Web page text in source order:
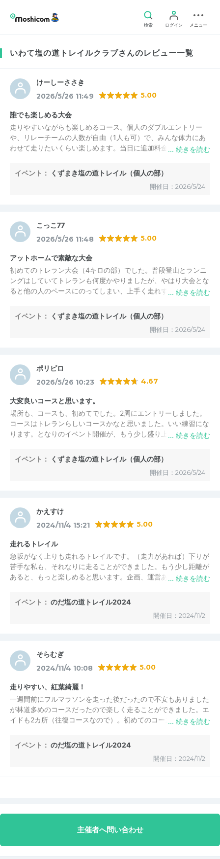
検索 ログイン メニュー
いわて塩の道トレイルクラブさんのレビュー一覧
けーしーささき
2026/5/26 11:49 5.00
誰でも楽しめる大会
走りやすいながらも楽しめるコース。個人のダブルエントリー
や、リレーチームの人数が自由（1人も可）で、みんな体力にあ
わせて走りたいくらい楽しめます。当日に追加料金はらってもう
味あって尻込みしている人は次回ぜひチャレンジしてみてほしい
です。
イベント： くずまき塩の道トレイル（個人の部）
開催日：2026/5/24
こっこ77
2026/5/26 11:48 5.00
アットホームで素敵な大会
初めてのトレラン大会（4キロの部）でした。普段登山とランニ
ングはしていてトレランも何度かやりましたが、やはり大会とな
ると他の人のペースにのってしまい、上手く走れず。良い経験に
うど良いアップダウンでした。参加賞が豪華すぎ！天候がイマイ
チで、同時開催のツツジ祭りは人出が寂しかったですが、走る分
にはちょうど良かったです。スタッフの皆様ありがとうございま
イベント： くずまき塩の道トレイル（個人の部）
開催日：2026/5/24
ポリピロ
2026/5/26 10:23 4.67
大変良いコースと思います。
場所も、コースも、初めてでした。2周にエントリーしました。
コースはトレランらしいコースかなと思いました。いい練習にな
ります。となりのイベント開催が、もう少し盛り上がればもっと
イベント：
くずまき塩の道トレイル（個人の部）
開催日：2026/5/24
かえすけ
2024/11/4 15:21 5.00
走れるトレイル
急坂がなく上りも走れるトレイルです。（走力があれば）下りが
苦手な私も、それなりに走ることができました。もう少し距離が
あると、もっと楽しめると思います。企画、運営ありがとうござ
イベント： のだ塩の道トレイル2024
開催日：2024/11/2
そらむぎ
2024/11/4 10:08 5.00
走りやすい、紅葉綺麗！
一週間前にフルマラソンを走った後だったので不安もありました
が林道多めのコースだったので楽しく走ることができました。エ
イドも2カ所（往復コースなので）。初めてのコースでしたが要
葉もとってもきれい！山頂でも海が見えて最高でした！
イベント： のだ塩の道トレイル2024
開催日：2024/11/2
主催者へ問い合わせ